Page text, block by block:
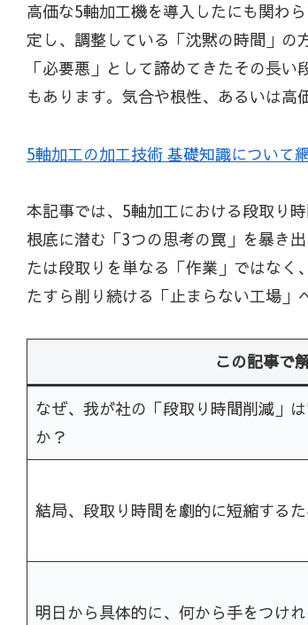
高価な5軸加工機を導入したにも関わ
定し、調整している「沈黙の時間」
「必要悪」として諦めてきたその長
もあります。気合や根性、あるいは
5軸加工の加工技術 基礎知識について
本記事では、5軸加工における段取り
根底に潜む「3つの思考の罠」を暴き
たは段取りを単なる「作業」ではな
たすら削り続ける「止まらない工場」
この記事で
なぜ、我が社の「段取り時間削減」
か？
結局、段取り時間を劇的に短縮する
明日から具体的に、何から手をつけ